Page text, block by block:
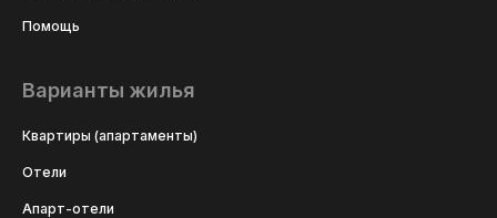
Помощь
Варианты жилья
Квартиры (апартаменты)
Отели
Апарт-отели